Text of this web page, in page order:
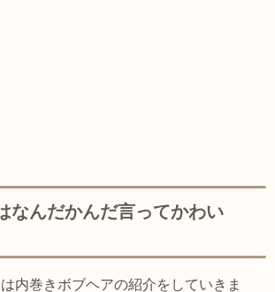
なんだかんだ言ってかわい
内巻きボブヘアの紹介をしていきま